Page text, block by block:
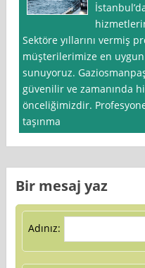
Sektöre yıllarını vermiş
müşterilerimize en
sunuyoruz.
güvenilir ve zamanında
önceliğimizdir.
taşınma
Bir mesaj yaz
Adınız: